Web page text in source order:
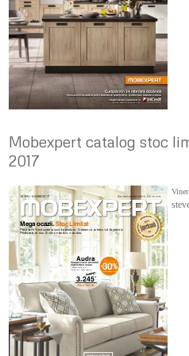
Mobexpert catalog stoc
2017